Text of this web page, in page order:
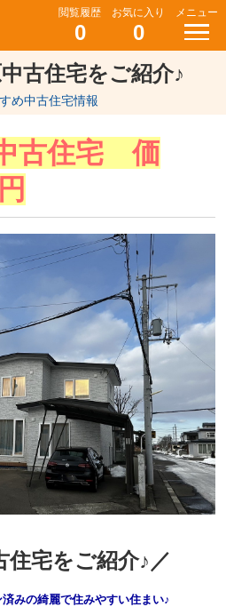
閲覧履歴
0
お気に入り
0
メニュー
古住宅をご紹介♪
め中古住宅情報
古住宅 価
住宅をご紹介♪／
みの綺麗で住みやすい住まい♪